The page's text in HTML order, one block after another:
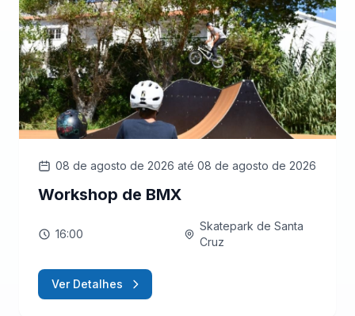
08 de agosto de 2026 até 08 de agosto de 2026
Workshop de BMX
16:00
Skatepark de Santa
Cruz
Ver Detalhes